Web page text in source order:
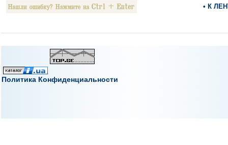
• К
Политика Конфиденциальности